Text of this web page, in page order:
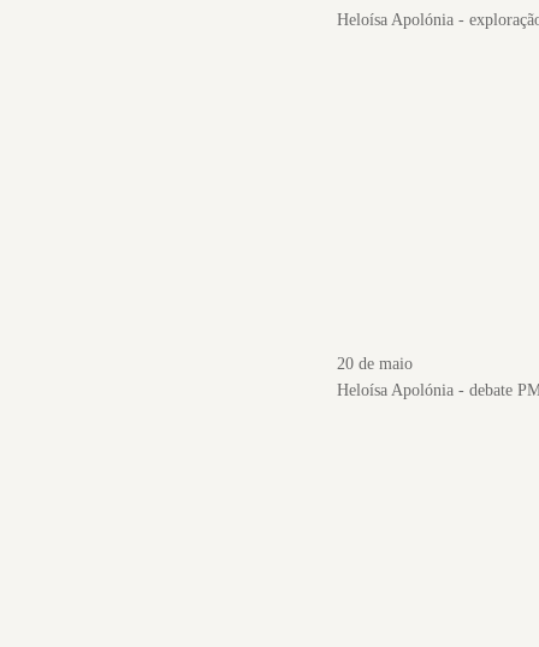
Heloísa Apolónia -
20 de maio
Heloísa Apolónia - debate